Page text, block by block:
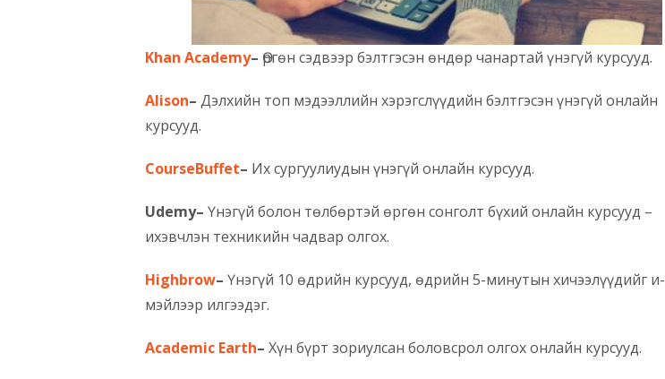
Khan Academy– Өргөн сэдвээр бэлтгэсэн өндөр чанартай үнэгүй курсууд.
Alison– Дэлхийн топ мэдээллийн хэрэгслүүдийн бэлтгэсэн үнэгүй онлайн
курсууд.
CourseBuffet– Их сургуулиудын үнэгүй онлайн курсууд.
Udemy– Үнэгүй болон төлбөртэй өргөн сонголт бүхий онлайн курсууд –
ихэвчлэн техникийн чадвар олгох.
Highbrow– Үнэгүй 10 өдрийн курсууд, өдрийн 5-минутын хичээлүүдийг и-
мэйлээр илгээдэг.
Academic Earth– Хүн бүрт зориулсан боловсрол олгох онлайн курсууд.